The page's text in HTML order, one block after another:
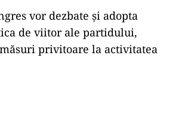
vor dezbate şi adopta
de viitor ale partidului,
privitoare la activitatea